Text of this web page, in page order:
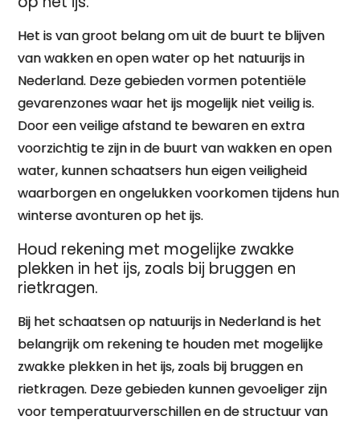
Het is van groot belang om uit de buurt te blijven
van wakken en open water op het natuurijs in
Nederland. Deze gebieden vormen potentiële
gevarenzones waar het ijs mogelijk niet veilig is.
Door een veilige afstand te bewaren en extra
voorzichtig te zijn in de buurt van wakken en open
water, kunnen schaatsers hun eigen veiligheid
waarborgen en ongelukken voorkomen tijdens hun
winterse avonturen op het ijs.
Houd rekening met mogelijke zwakke
plekken in het ijs, zoals bij bruggen en
rietkragen.
Bij het schaatsen op natuurijs in Nederland is het
belangrijk om rekening te houden met mogelijke
zwakke plekken in het ijs, zoals bij bruggen en
rietkragen. Deze gebieden kunnen gevoeliger zijn
voor temperatuurverschillen en de structuur van